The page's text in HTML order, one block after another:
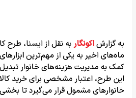
به گزارشاکونگار به نقل از ایسنا، طرح
ماه‌های اخیر به یکی از مهم‌ترین
کمک به مدیریت هزینه‌های خانوار
این طرح، اعتبار مشخصی برای خرید
خانوارهای مشمول قرار می‌گیرد تا